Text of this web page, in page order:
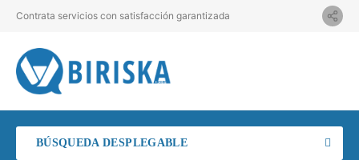
Contrata servicios con satisfacción garantizada
BÚSQUEDA DESPLEGABLE